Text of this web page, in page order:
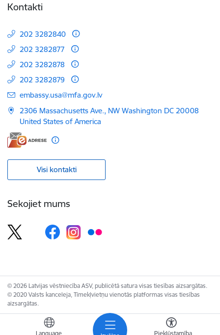
Language Piekļūstamība
Kontakti
202 3282840
202 3282877
202 3282878
202 3282879
E-pasts:
embassy.usa@mfa.gov.lv
2306 Massachusetts Ave., NW Washington DC 20008
United States of America
Visi kontakti
Sekojiet mums
© 2026 Latvijas vēstniecība ASV, publicētā satura visas tiesības aizsargātas.
© 2020 Valsts kanceleja, Tīmekļvietņu vienotās platformas visas tiesības
aizsargātas.